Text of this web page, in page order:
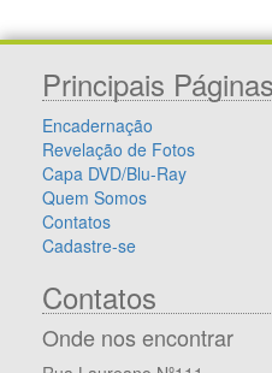
Principais Páginas
Encadernação
Revelação de Fotos
Capa DVD/Blu-Ray
Quem Somos
Contatos
Cadastre-se
Contatos
Onde nos encontrar